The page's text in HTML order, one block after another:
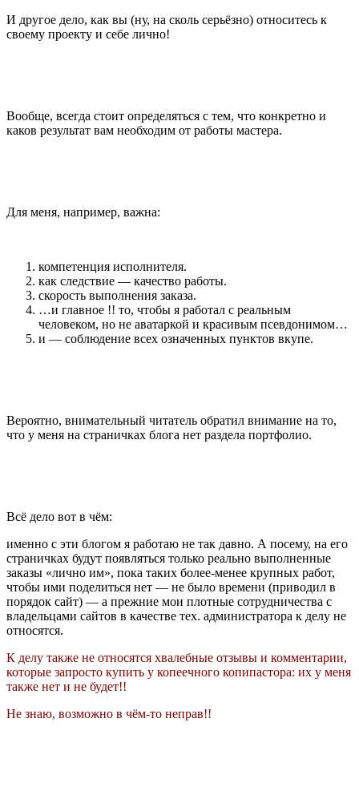
И другое дело, как вы (ну, на сколь серьёзно) относитесь к
своему проекту и себе лично!
Вообще, всегда стоит определяться с тем, что конкретно и
каков результат вам необходим от работы мастера.
Для меня, например, важна:
компетенция исполнителя.
как следствие — качество работы.
скорость выполнения заказа.
…и главное !! то, чтобы я работал с реальным
человеком, но не аватаркой и красивым псевдонимом…
и — соблюдение всех означенных пунктов вкупе.
Вероятно, внимательный читатель обратил внимание на то,
что у меня на страничках блога нет раздела портфолио.
Всё дело вот в чём:
именно с эти блогом я работаю не так давно. А посему, на его
страничках будут появляться только реально выполненные
заказы «лично им», пока таких более-менее крупных работ,
чтобы ими поделиться нет — не было времени (приводил в
порядок сайт) — а прежние мои плотные сотрудничества с
владельцами сайтов в качестве тех. администратора к делу не
относятся.
К делу также не относятся хвалебные отзывы и комментарии,
которые запросто купить у копеечного копипастора: их у меня
также нет и не будет!!
Не знаю, возможно в чём-то неправ!!